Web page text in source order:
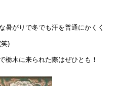
暑がりで冬でも汗を普通にかくく
)
栃木に来られた際はぜひとも！